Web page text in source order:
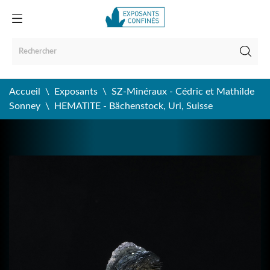
Accueil Exposants
SZ-Minéraux - Cédric et Mathilde
Sonney
HEMATITE - Bächenstock, Uri, Suisse